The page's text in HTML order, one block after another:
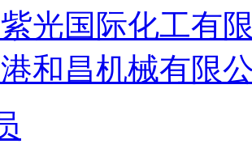
紫光国际化工有
港和昌机械有限